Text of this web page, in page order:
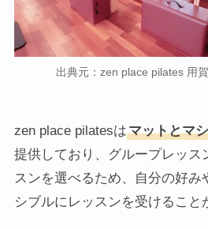
出典元：zen place pilates 用賀
zen place pilatesはマットとマ
提供しており、グループレッス
スンを選べるため、自分の好み
シブルにレッスンを受けること